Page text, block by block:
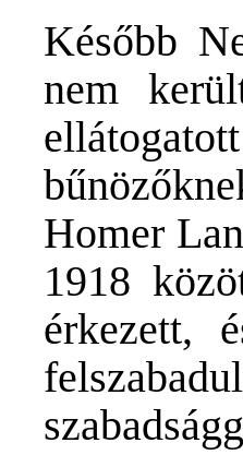
Később
nem
Homer
1918
érkezett,